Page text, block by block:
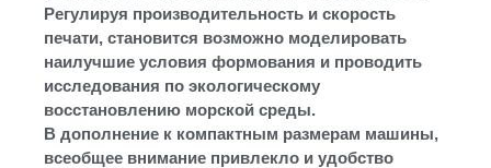
Регулируя производительность и скорость
печати, становится возможно моделировать
наилучшие условия формования и проводить
исследования по экологическому
восстановлению морской среды.
В дополнение к компактным размерам машины,
всеобщее внимание привлекло и удобство